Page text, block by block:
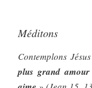
Méditons
Contemplons
plus grand